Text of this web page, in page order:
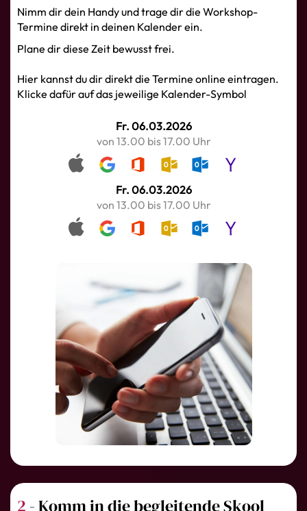
Nimm dir dein Handy und trage dir die Workshop-
Termine direkt in deinen Kalender ein.
Plane dir diese Zeit bewusst frei.
Hier kannst du dir direkt die Termine online eintragen.
Klicke dafür auf das jeweilige Kalender-Symbol
Fr. 06.03.2026
von 13.00 bis 17.00 Uhr
Apple Google Office 365Outlook Outlook.com
Fr. 06.03.2026
von 13.00 bis 17.00 Uhr
Apple Google Office 365Outlook Outlook.com
2 - Komm in die begleitende Skool